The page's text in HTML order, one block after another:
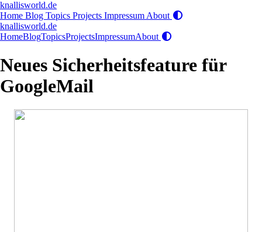
knallisworld.de
Home Blog Topics Projects Impressum About
knallisworld.de
HomeBlogTopicsProjectsImpressumAbout
Neues Sicherheitsfeature für
GoogleMail